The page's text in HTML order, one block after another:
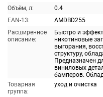
Объём, л:
0.4
EAN-13:
AMDBD255
Расширенное
описание:
Быстро и
никотиновые
выгорания,
структуру,
Предназначен
виниловых
бамперов.
Товарная
группа:
уход и очистка